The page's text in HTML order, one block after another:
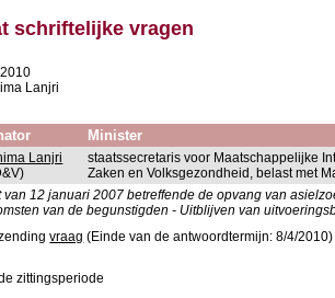
schriftelijke vragen
Lanjri
Minister
Lanjri
staatssecretaris voor Maatschappelijke
Zaken en Volksgezondheid, belast met
van 12 januari 2007 betreffende de opvang van
van de begunstigden - Uitblijven van
vraag (Einde van de antwoordtermijn: 8/4/2010)
zittingsperiode